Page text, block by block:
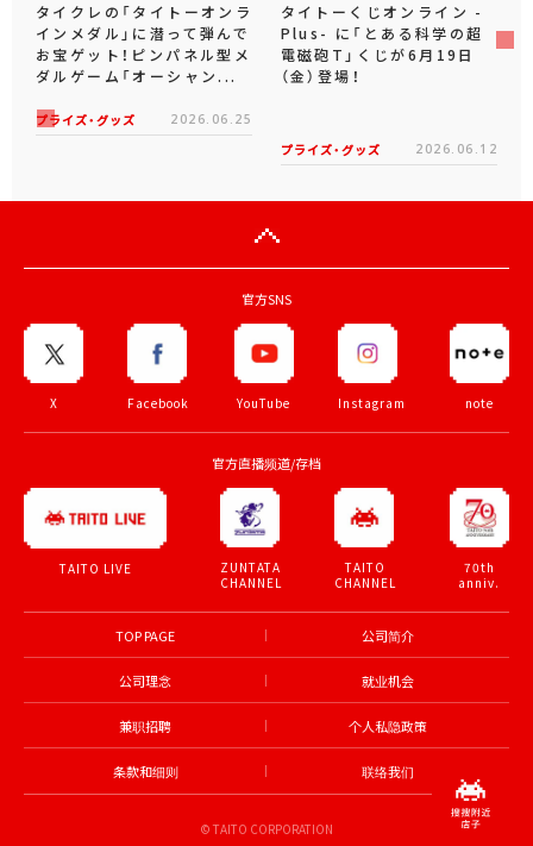
タイクレの「タイトーオンラ
インメダル」に潜って弾んで
お宝ゲット！ピンパネル型メ
ダルゲーム「オーシャン...
プライズ・グッズ 2026.06.25
タイトーくじオンライン -
Plus- に「とある科学の超
電磁砲T」くじが6月19日
（金）登場！
プライズ・グッズ 2026.06.12
官方SNS
X Facebook YouTube Instagram note
官方直播频道/存档
TAITO LIVE
ZUNTATA
CHANNEL
TAITO
CHANNEL
70th
anniv.
TOP PAGE 公司简介
公司理念 就业机会
兼职招聘 个人私隐政策
条款和细则 联络我们
© TAITO CORPORATION